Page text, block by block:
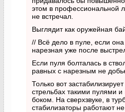
этом в профессиональной
не встречал.
Выглядит как оружейная
// Всё дело в пуле, если
нарезная уже после
Если пуля болталась в
равных с нарезным не
Только вот
стрельбах такими пулями
боком. На сверхзвуке, в
стабилизаторы работают